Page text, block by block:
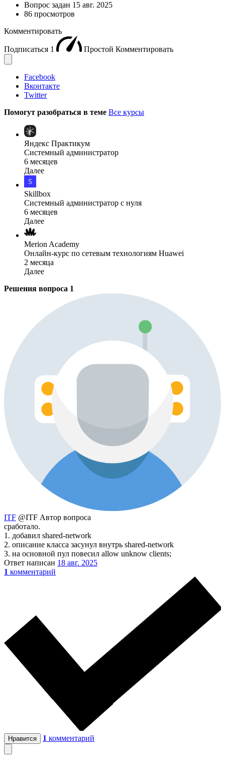
Вопрос задан 15 авг. 2025
86 просмотров
Комментировать
Подписаться 1 Простой Комментировать
Facebook
Вконтакте
Twitter
Помогут разобраться в теме Все курсы
Яндекс Практикум
Системный администратор
6 месяцев
Далее
Skillbox
Системный администратор с нуля
6 месяцев
Далее
Merion Academy
Онлайн-курс по сетевым технологиям Huawei
2 месяца
Далее
Решения вопроса 1
ITF @ITF Автор вопроса
сработало.
1. добавил shared-network
2. описание класса засунул внутрь shared-network
3. на основной пул повесил allow unknow clients;
Ответ написан 18 авг. 2025
1 комментарий
Нравится 1 комментарий